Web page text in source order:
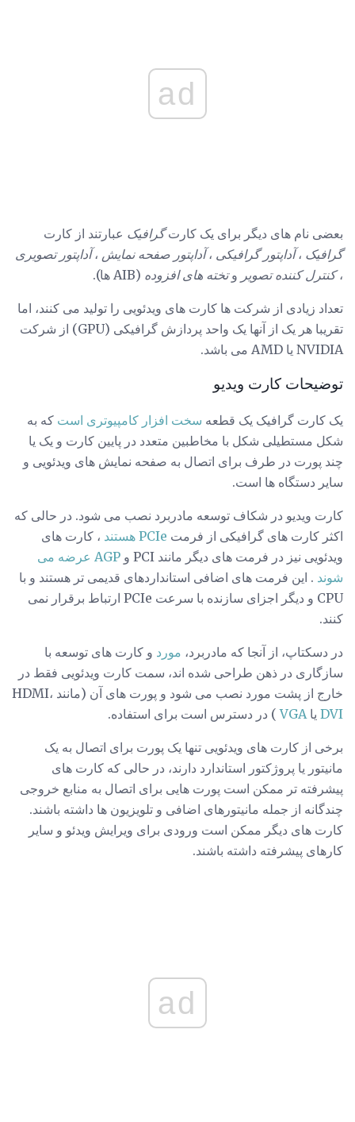
ad
بعضی نام های دیگر برای یک کارتگرافیک عبارتند از کارت
گرافیک ،آداپتور گرافیکی ،آداپتور صفحه نمایش ،آداپتور تصویری
،کنترل کننده تصویر وتخته های افزوده (AIB ها).
تعداد زیادی از شرکت ها کارت های ویدئویی را تولید می کنند، اما
تقریبا هر یک از آنها یک واحد پردازش گرافیکی (GPU) از شرکت
NVIDIA یا AMD می باشد.
توضیحات کارت ویدیو
یک کارت گرافیک یک قطعه سخت افزار کامپیوتری است که به
شکل مستطیلی شکل با مخاطبین متعدد در پایین کارت و یک یا
چند پورت در طرف برای اتصال به صفحه نمایش های ویدئویی و
سایر دستگاه ها است.
کارت ویدیو در شکاف توسعه مادربرد نصب می شود. در حالی که
اکثر کارت های گرافیکی از فرمت PCIe هستند
، کارت های
ویدئویی نیز در فرمت های دیگر مانند PCI و
AGP عرضه می
شوند . این فرمت های اضافی استانداردهای قدیمی تر هستند و با
CPU و دیگر اجزای سازنده با سرعت PCIe ارتباط برقرار نمی
کنند.
در دسکتاپ، از آنجا که مادربرد، مورد و کارت های توسعه با
سازگاری در ذهن طراحی شده اند، سمت کارت ویدئویی فقط در
خارج از پشت مورد نصب می شود و پورت های آن (مانند HDMI،
DVI یاVGA) در دسترس است برای استفاده.
برخی از کارت های ویدئویی تنها یک پورت برای اتصال به یک
مانیتور یا پروژکتور استاندارد دارند، در حالی که کارت های
پیشرفته تر ممکن است پورت هایی برای اتصال به منابع خروجی
چندگانه از جمله مانیتورهای اضافی و تلویزیون ها داشته باشند.
کارت های دیگر ممکن است ورودی برای ویرایش ویدئو و سایر
کارهای پیشرفته داشته باشند.
ad